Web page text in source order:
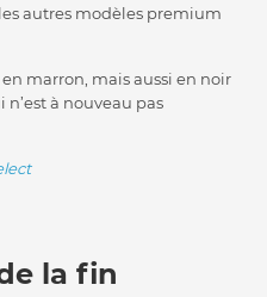
autres modèles premium
marron, mais aussi en noir
à nouveau pas
la fin